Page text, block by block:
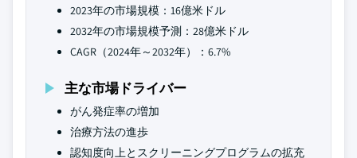
2023年の市場規模：16億米ドル
2032年の市場規模予測：28億米ドル
CAGR（2024年～2032年）：6.7%
主な市場ドライバー
がん発症率の増加
治療方法の進歩
認知度向上とスクリーニングプログラムの拡充